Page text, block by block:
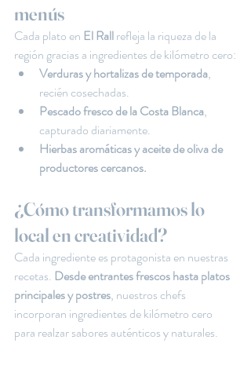
menús
Cada plato en El Rall refleja la riqueza de la
región gracias a ingredientes de kilómetro cero:
Verduras y hortalizas de temporada,
recién cosechadas.
Pescado fresco de la Costa Blanca,
capturado diariamente.
Hierbas aromáticas y aceite de oliva de
productores cercanos.
¿Cómo transformamos lo
local en creatividad?
Cada ingrediente es protagonista en nuestras
recetas. Desde entrantes frescos hasta platos
principales y postres, nuestros chefs
incorporan ingredientes de kilómetro cero
para realzar sabores auténticos y naturales.